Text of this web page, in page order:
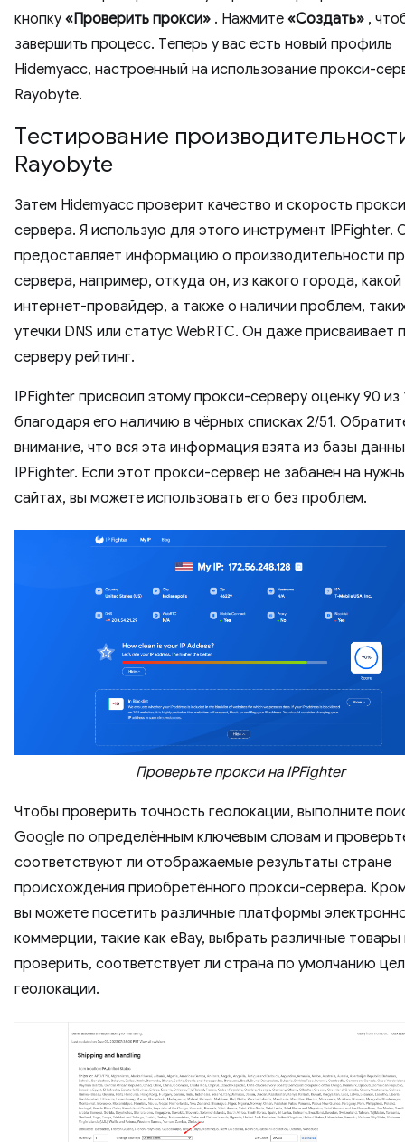
кнопку «Проверить прокси» . Нажмите «Создать» ,
завершить процесс. Теперь у вас есть новый профиль
Hidemyacc, настроенный на использование прокси-
Rayobyte.
Тестирование
Rayobyte
Затем Hidemyacc проверит качество и скорость
сервера. Я использую для этого инструмент IPFighter.
предоставляет информацию о производительности
сервера, например, откуда он, из какого города, какой
интернет-провайдер, а также о наличии проблем,
утечки DNS или статус WebRTC. Он даже присваивает
серверу рейтинг.
IPFighter присвоил этому прокси-серверу оценку 90 из
благодаря его наличию в чёрных списках 2/51.
внимание, что вся эта информация взята из базы
IPFighter. Если этот прокси-сервер не забанен на
сайтах, вы можете использовать его без проблем.
Проверьте прокси на IPFighter
Чтобы проверить точность геолокации, выполните
Google по определённым ключевым словам и
соответствуют ли отображаемые результаты стране
происхождения приобретённого прокси-сервера.
вы можете посетить различные платформы
коммерции, такие как eBay, выбрать различные товары
проверить, соответствует ли страна по умолчанию
геолокации.